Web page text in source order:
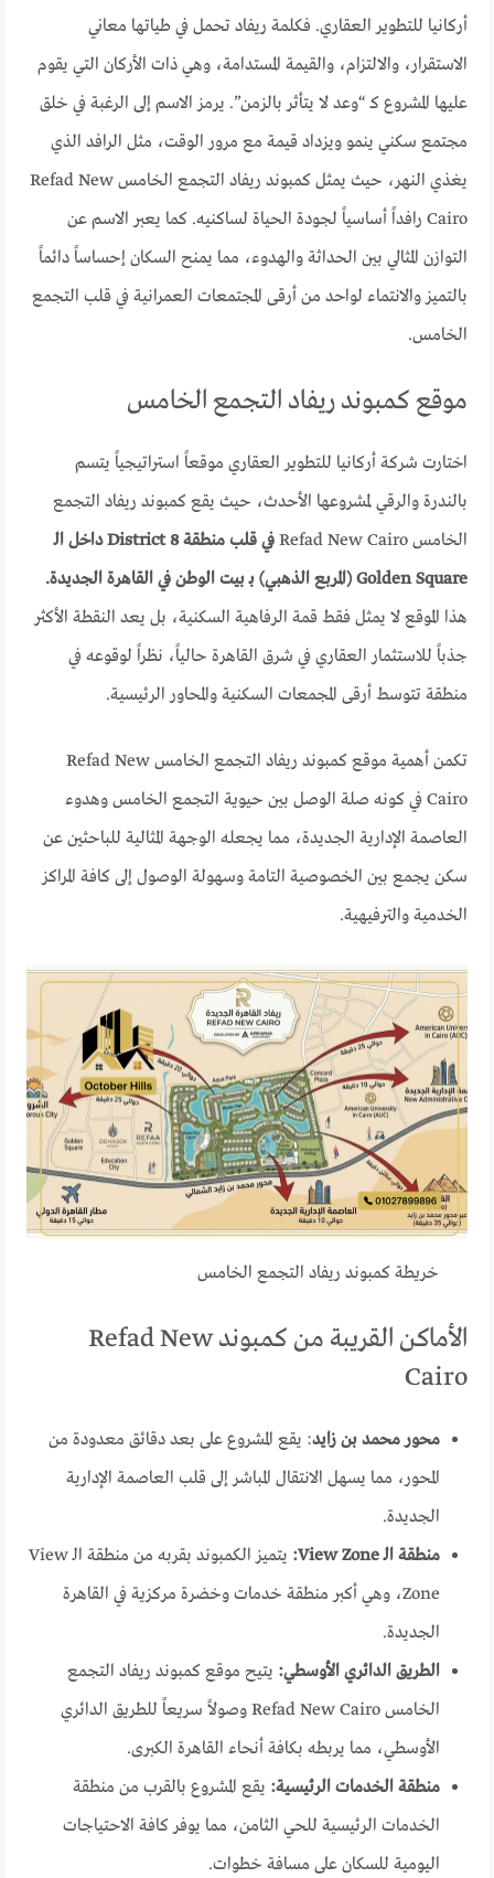
أركانيا للتطوير العقاري. فكلمة ريفاد تحمل في طياتها معاني
الاستقرار، والالتزام، والقيمة المستدامة، وهي ذات الأركان التي يقوم
عليها المشروع كـ “وعد لا يتأثر بالزمن”. يرمز الاسم إلى الرغبة في خلق
مجتمع سكني ينمو ويزداد قيمة مع مرور الوقت، مثل الرافد الذي
يغذي النهر، حيث يمثل كمبوند ريفاد التجمع الخامس Refad New
Cairo رافداً أساسياً لجودة الحياة لساكنيه. كما يعبر الاسم عن
التوازن المثالي بين الحداثة والهدوء، مما يمنح السكان إحساساً دائماً
بالتميز والانتماء لواحد من أرقى المجتمعات العمرانية في قلب التجمع
الخامس.
موقع كمبوند ريفاد التجمع الخامس
اختارت شركة أركانيا للتطوير العقاري موقعاً استراتيجياً يتسم
بالندرة والرقي لمشروعها الأحدث، حيث يقع كمبوند ريفاد التجمع
الخامس Refad New Cairo
في قلب منطقة District 8 داخل الـ
Golden Square (المربع الذهبي) بـ بيت الوطن في القاهرة الجديدة.
هذا الموقع لا يمثل فقط قمة الرفاهية السكنية، بل يعد النقطة الأكثر
جذباً للاستثمار العقاري في شرق القاهرة حالياً، نظراً لوقوعه في
منطقة تتوسط أرقى المجمعات السكنية والمحاور الرئيسية.
تكمن أهمية موقع كمبوند ريفاد التجمع الخامس Refad New
Cairo في كونه صلة الوصل بين حيوية التجمع الخامس وهدوء
العاصمة الإدارية الجديدة، مما يجعله الوجهة المثالية للباحثين عن
سكن يجمع بين الخصوصية التامة وسهولة الوصول إلى كافة المراكز
الخدمية والترفيهية.
خريطة كمبوند ريفاد التجمع الخامس
الأماكن القريبة من كمبوند Refad New
Cairo
محور محمد بن زايد: يقع المشروع على بعد دقائق معدودة من
المحور، مما يسهل الانتقال المباشر إلى قلب العاصمة الإدارية
الجديدة.
منطقة الـ View Zone:
يتميز الكمبوند بقربه من منطقة الـ View
Zone، وهي أكبر منطقة خدمات وخضرة مركزية في القاهرة
الجديدة.
الطريق الدائري الأوسطي: يتيح موقع كمبوند ريفاد التجمع
الخامس Refad New Cairo وصولاً سريعاً للطريق الدائري
الأوسطي، مما يربطه بكافة أنحاء القاهرة الكبرى.
منطقة الخدمات الرئيسية: يقع المشروع بالقرب من منطقة
الخدمات الرئيسية للحي الثامن، مما يوفر كافة الاحتياجات
اليومية للسكان على مسافة خطوات.